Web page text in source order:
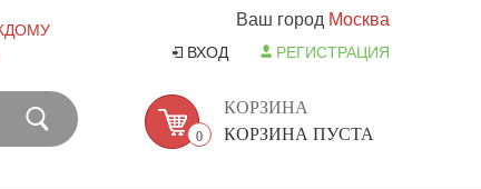
Ваш город Москва
ВХОД РЕГИСТРАЦИЯ
0
КОРЗИНА
КОРЗИНА ПУСТА